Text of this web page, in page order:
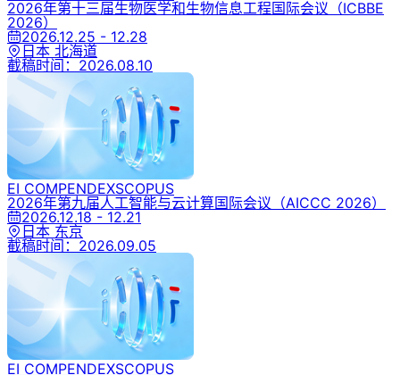
2026年第十三届生物医学和生物信息工程国际会议 （ICBBE
2026）
2026.12.25 - 12.28
日本 北海道
截稿时间： 2026.08.10
EI COMPENDEXSCOPUS
2026年第九届人工智能与云计算国际会议 （AICCC 2026）
2026.12.18 - 12.21
日本 东京
截稿时间： 2026.09.05
EI COMPENDEXSCOPUS